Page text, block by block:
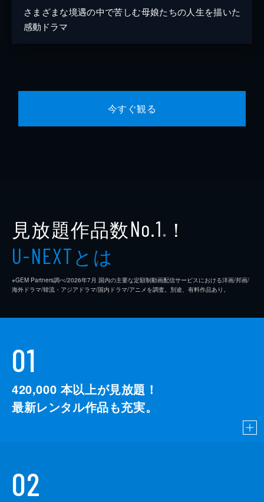
さまざまな境遇の中で苦しむ母娘たちの人生を描いた
感動ドラマ
今すぐ観る
見放題作品数No.1 ※ ！
U-NEXTとは
※GEM Partners調べ/2026年7⽉ 国内の主要な定額制動画配信サービスにおける洋画/邦画/
海外ドラマ/韓流・アジアドラマ/国内ドラマ/アニメを調査。別途、有料作品あり。
01
420,000 本以上が見放題！
最新レンタル作品も充実。
02